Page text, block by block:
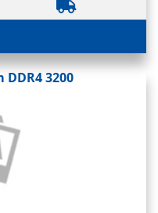
3200